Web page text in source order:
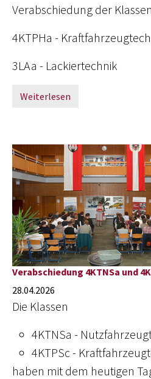
Verabschiedung der Klassen
4KTPHa -
3LAa - Lackiertechnik
Weiterlesen
Verabschiedung 4KTNSa und
28.04.2026
Die Klassen
4KTNSa -
4KTPSc -
haben mit dem heutigen